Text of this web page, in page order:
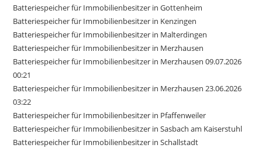
Batteriespeicher für Immobilienbesitzer in Gottenheim
Batteriespeicher für Immobilienbesitzer in Kenzingen
Batteriespeicher für Immobilienbesitzer in Malterdingen
Batteriespeicher für Immobilienbesitzer in Merzhausen
Batteriespeicher für Immobilienbesitzer in Merzhausen 09.07.2026
00:21
Batteriespeicher für Immobilienbesitzer in Merzhausen 23.06.2026
03:22
Batteriespeicher für Immobilienbesitzer in Pfaffenweiler
Batteriespeicher für Immobilienbesitzer in Sasbach am Kaiserstuhl
Batteriespeicher für Immobilienbesitzer in Schallstadt